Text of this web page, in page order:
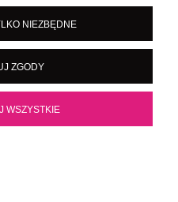
NIEZBĘDNE
ZGODY
WSZYSTKIE